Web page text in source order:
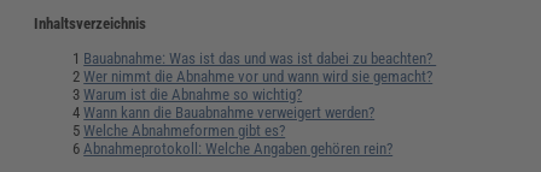
Inhaltsverzeichnis
Bauabnahme: Was ist das und was ist dabei zu beachten?
Wer nimmt die Abnahme vor und wann wird sie gemacht?
Warum ist die Abnahme so wichtig?
Wann kann die Bauabnahme verweigert werden?
Welche Abnahmeformen gibt es?
Abnahmeprotokoll: Welche Angaben gehören rein?